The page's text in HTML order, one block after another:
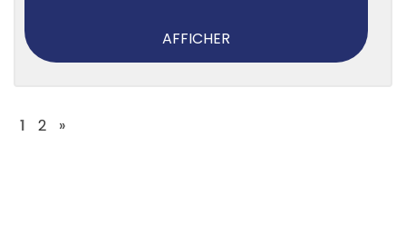
AFFICHER
1 2 »